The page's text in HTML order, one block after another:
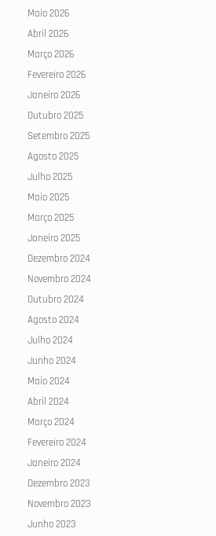
Maio 2026
Abril 2026
Março 2026
Fevereiro 2026
Janeiro 2026
Outubro 2025
Setembro 2025
Agosto 2025
Julho 2025
Maio 2025
Março 2025
Janeiro 2025
Dezembro 2024
Novembro 2024
Outubro 2024
Agosto 2024
Julho 2024
Junho 2024
Maio 2024
Abril 2024
Março 2024
Fevereiro 2024
Janeiro 2024
Dezembro 2023
Novembro 2023
Junho 2023